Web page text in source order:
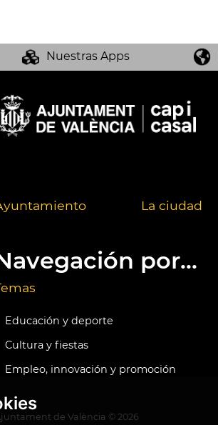
Nuestras Apps
La ciudad
por...
Educación y deporte
Cultura y fiestas
Empleo, innovación y promoción
de València © 2026